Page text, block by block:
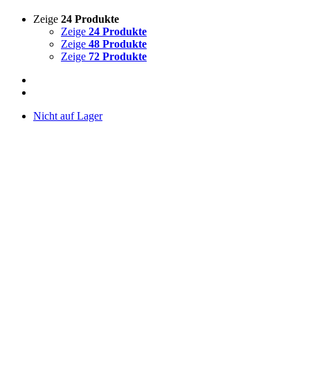
Zeige 24 Produkte
Zeige 24 Produkte
Zeige 48 Produkte
Zeige 72 Produkte
Nicht auf Lager